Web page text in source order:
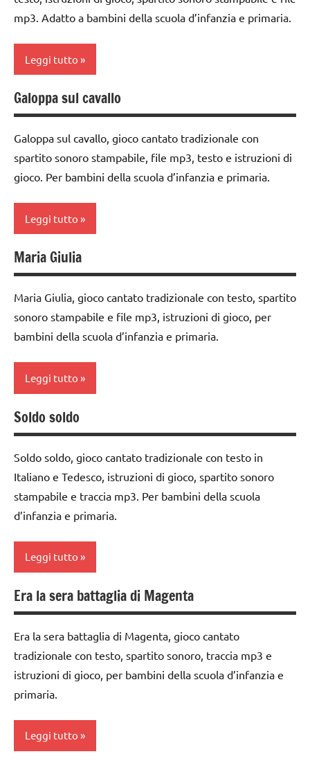
PER ETA'
TUTTI GLI
3 ai
anni
danze
GIOCHI
DI
GRUPPO
TUTTI GLI
TUTTI GLI
ARTICOLI
classe
3a
6
anni
danze
popolari
DI
GRUPPO
TUTTI GLI
ARGOMENTI
ARTICOLI
mp3. Adatto a bambini della scuola d’infanzia e primaria.
Leggi tutto
classe
1a
classe
2a
3a
6
anni
danze
popolari
DI
GRUPPO
ARGOMENTI
ARTICOLI
Galoppa sul cavallo
Galoppa sul cavallo, gioco cantato tradizionale con
spartito sonoro stampabile, file mp3, testo e istruzioni di
gioco. Per bambini della scuola d’infanzia e primaria.
Leggi tutto
classe
1a
classe
2a
3a
6
anni
GIOCHI
DI
GRUPPO
e giochi
cantati
ARGOMENTI
PER ETA'
TUTTI GLI
ARTICOLI
Maria Giulia
Maria Giulia, gioco cantato tradizionale con testo, spartito
sonoro stampabile e file mp3, istruzioni di gioco, per
bambini della scuola d’infanzia e primaria.
Leggi tutto
classe
1a
classe
2a
classe
3a
3 ai
anni
DI
GRUPPO
e giochi
cantati
TUTTI GLI
Soldo soldo
Soldo soldo, gioco cantato tradizionale con testo in
Italiano e Tedesco, istruzioni di gioco, spartito sonoro
stampabile e traccia mp3. Per bambini della scuola
d’infanzia e primaria.
Leggi tutto
GIOCHI
DI
GRUPPO
girotondi
e giochi
cantati
TUTTI GLI
ARTICOLI
Era la sera battaglia di Magenta
Era la sera battaglia di Magenta, gioco cantato
tradizionale con testo, spartito sonoro, traccia mp3 e
istruzioni di gioco, per bambini della scuola d’infanzia e
primaria.
Leggi tutto